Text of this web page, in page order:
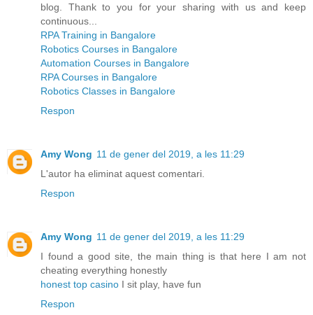
blog. Thank to you for your sharing with us and keep
continuous...
RPA Training in Bangalore
Robotics Courses in Bangalore
Automation Courses in Bangalore
RPA Courses in Bangalore
Robotics Classes in Bangalore
Respon
Amy Wong 11 de gener del 2019, a les 11:29
L'autor ha eliminat aquest comentari.
Respon
Amy Wong 11 de gener del 2019, a les 11:29
I found a good site, the main thing is that here I am not
cheating everything honestly
honest top casino I sit play, have fun
Respon